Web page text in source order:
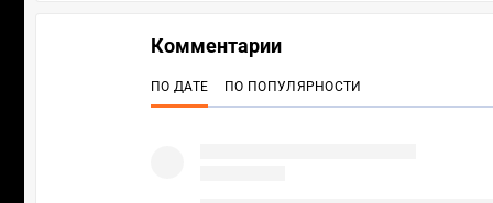
Комментарии
ПО ДАТЕ ПО ПОПУЛЯРНОСТИ